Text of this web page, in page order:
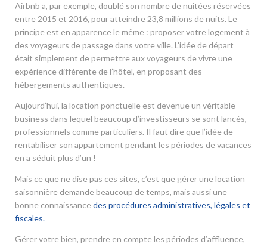
Airbnb a, par exemple, doublé son nombre de nuitées réservées
entre 2015 et 2016, pour atteindre 23,8 millions de nuits. Le
principe est en apparence le même : proposer votre logement à
des voyageurs de passage dans votre ville. L’idée de départ
était simplement de permettre aux voyageurs de vivre une
expérience différente de l’hôtel, en proposant des
hébergements authentiques.
Aujourd’hui, la location ponctuelle est devenue un véritable
business dans lequel beaucoup d’investisseurs se sont lancés,
professionnels comme particuliers. Il faut dire que l’idée de
rentabiliser son appartement pendant les périodes de vacances
en a séduit plus d’un !
Mais ce que ne dise pas ces sites, c’est que gérer une location
saisonnière demande beaucoup de temps, mais aussi une
bonne connaissance des procédures administratives, légales et
fiscales.
Gérer votre bien, prendre en compte les périodes d’affluence,